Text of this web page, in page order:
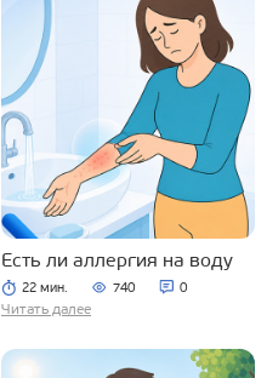
Есть ли аллергия на воду
22 мин. 740 0
Читать далее